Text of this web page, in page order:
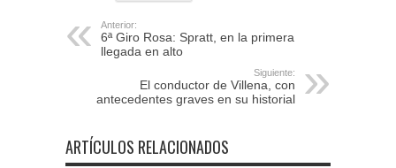
Anterior:
6ª Giro Rosa: Spratt, en la primera
llegada en alto
Siguiente:
El conductor de Villena, con
antecedentes graves en su historial
ARTÍCULOS RELACIONADOS